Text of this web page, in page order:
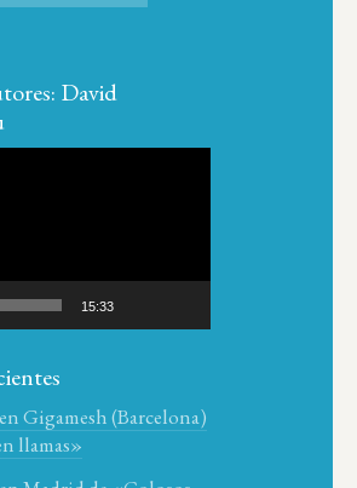
David
15:33
Gigamesh (Barcelona)
llamas»